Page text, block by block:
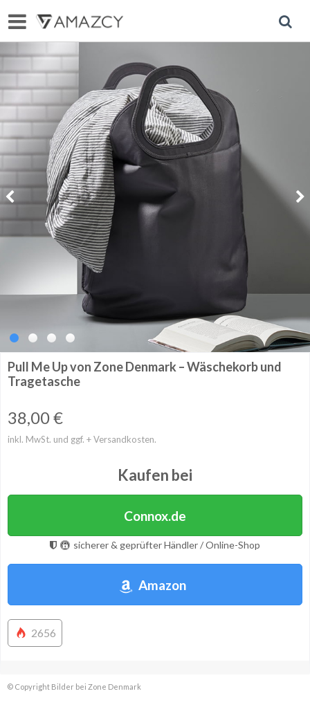
Pull Me Up von Zone Denmark – Wäschekorb und
Tragetasche
38,00€
inkl. MwSt. und ggf. + Versandkosten.
Kaufen bei
Connox.de
sicherer & geprüfter Händler / Online-Shop
Amazon
2656
© Copyright Bilder bei Zone Denmark